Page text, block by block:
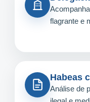
flagrante e
Habeas
Análise de